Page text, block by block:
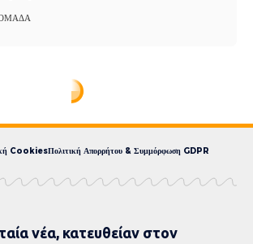
CookiesΠολιτική Απορρήτου & Συμμόρφωση GDPR
νέα, κατευθείαν στον